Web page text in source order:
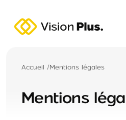
Accueil /Mentions légales
Mentions